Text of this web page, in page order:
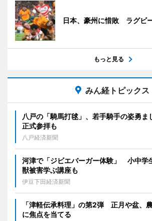
日本、豪州に惜敗 ラグビ
もっと見る
みん経トピックス
八戸の「騎馬打毬」、若手騎手の姿勇
正式参拝も
八戸経済新聞
河津で「ジビエバーガー体験」 小中学
獣被害学ぶ講座も
伊豆下田経済新聞
「津軽伝承料理」の第2弾 正月や盆、
に焦点を当てる